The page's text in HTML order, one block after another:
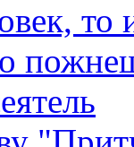
то